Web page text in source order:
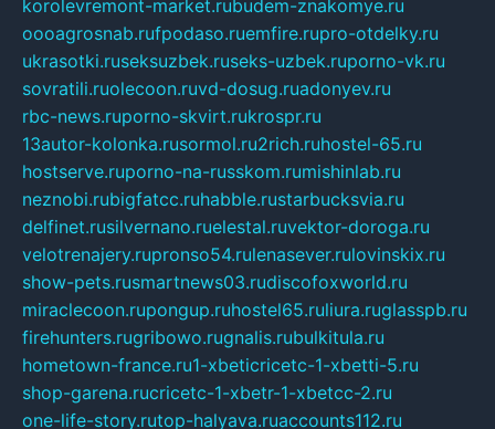
korolevremont-market.rubudem-znakomye.ru
oooagrosnab.rufpodaso.ruemfire.rupro-otdelky.ru
ukrasotki.ruseksuzbek.ruseks-uzbek.ruporno-vk.ru
sovratili.ruolecoon.ruvd-dosug.ruadonyev.ru
rbc-news.ruporno-skvirt.rukrospr.ru
13autor-kolonka.rusormol.ru2rich.ruhostel-65.ru
hostserve.ruporno-na-russkom.rumishinlab.ru
neznobi.rubigfatcc.ruhabble.rustarbucksvia.ru
delfinet.rusilvernano.ruelestal.ruvektor-doroga.ru
velotrenajery.rupronso54.rulenasever.rulovinskix.ru
show-pets.rusmartnews03.rudiscofoxworld.ru
miraclecoon.rupongup.ruhostel65.ruliura.ruglasspb.ru
firehunters.rugribowo.rugnalis.rubulkitula.ru
hometown-france.ru1-xbeticricetc-1-xbetti-5.ru
shop-garena.rucricetc-1-xbetr-1-xbetcc-2.ru
one-life-story.rutop-halyava.ruaccounts112.ru